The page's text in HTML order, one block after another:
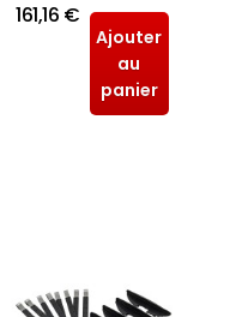
161,16 €
Ajouter
au
panier